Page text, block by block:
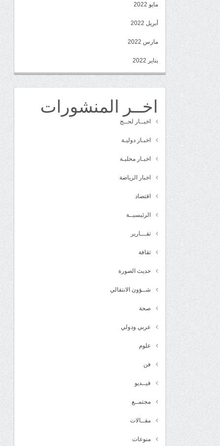
مايو 2022
أبريل 2022
مارس 2022
يناير 2022
اخــر المنشورات
اخبــار لحــج
اخبـار دوليـة
اخبـار محليـة
اخبار الرياضة
اقتصاد
الرئيسيــة
تقـــارير
ثقافة
حديث الصورة
شــؤون الانتقالي
صحة
عربي ودولي
علوم
فن
فيــديو
مجتمــع
مقــالات
منوعات